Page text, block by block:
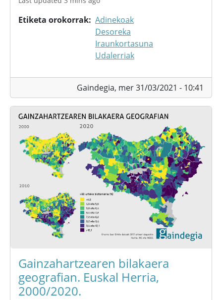
Etiketa orokorrak Adinekoak
Desoreka
Iraunkortasuna
Udalerriak
Gaindegia, mer 31/03/2021 - 10:41
Gainzahartzearen bilakaera
geografian. Euskal Herria,
2000/2020.